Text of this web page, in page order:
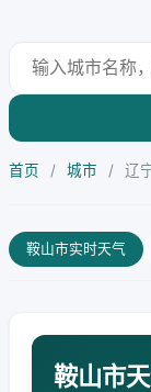
首页 / 城市 / 辽
鞍山市实时天气
鞍山市